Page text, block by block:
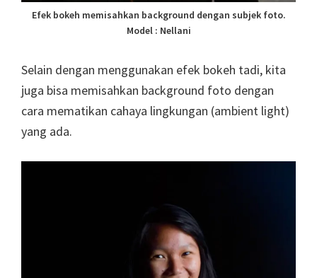
Efek bokeh memisahkan background dengan subjek foto.
Model : Nellani
Selain dengan menggunakan efek bokeh tadi, kita
juga bisa memisahkan background foto dengan
cara mematikan cahaya lingkungan (ambient light)
yang ada.